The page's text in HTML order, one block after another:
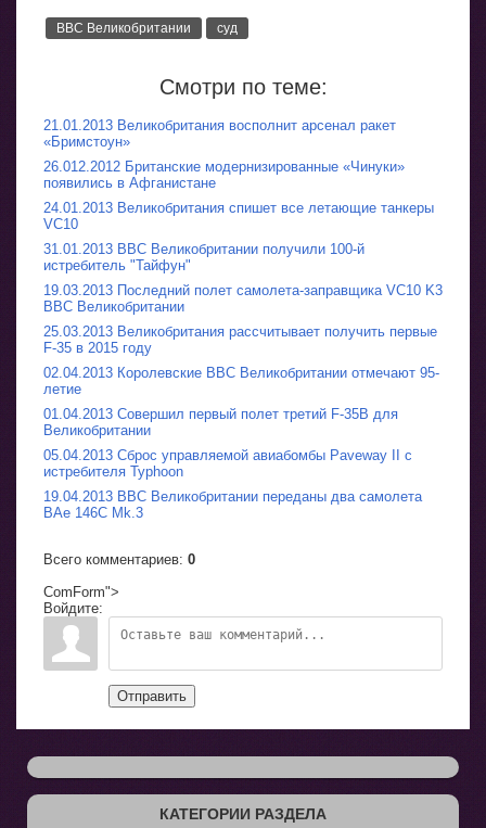
ВВС Великобритании суд
Смотри по теме:
21.01.2013 Великобритания восполнит арсенал ракет
«Бримстоун»
26.012.2012 Британские модернизированные «Чинуки»
появились в Афганистане
24.01.2013 Великобритания спишет все летающие танкеры
VC10
31.01.2013 ВВС Великобритании получили 100-й
истребитель "Тайфун"
19.03.2013 Последний полет самолета-заправщика VC10 K3
ВВС Великобритании
25.03.2013 Великобритания рассчитывает получить первые
F-35 в 2015 году
02.04.2013 Королевские ВВС Великобритании отмечают 95-
летие
01.04.2013 Совершил первый полет третий F-35B для
Великобритании
05.04.2013 Сброс управляемой авиабомбы Paveway II с
истребителя Typhoon
19.04.2013 ВВС Великобритании переданы два самолета
BAe 146C Mk.3
Всего комментариев: 0
ComForm">
Войдите:
Отправить
КАТЕГОРИИ РАЗДЕЛА